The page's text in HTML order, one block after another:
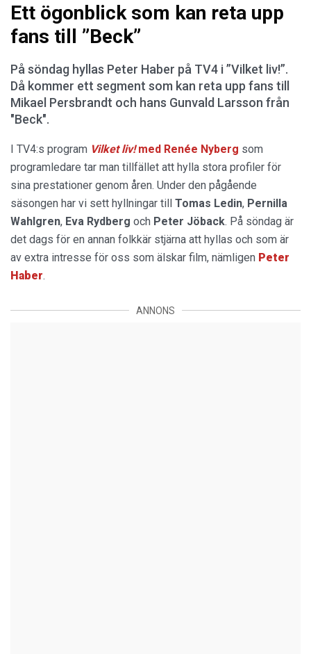
Ett ögonblick som kan reta upp
fans till ”Beck”
På söndag hyllas Peter Haber på TV4 i ”Vilket liv!”.
Då kommer ett segment som kan reta upp fans till
Mikael Persbrandt och hans Gunvald Larsson från
"Beck".
I TV4:s program Vilket liv!med Renée Nyberg som
programledare tar man tillfället att hylla stora profiler för
sina prestationer genom åren. Under den pågående
säsongen har vi sett hyllningar till Tomas Ledin, Pernilla
Wahlgren, Eva Rydberg och Peter Jöback. På söndag är
det dags för en annan folkkär stjärna att hyllas och som är
av extra intresse för oss som älskar film, nämligen Peter
Haber.
ANNONS